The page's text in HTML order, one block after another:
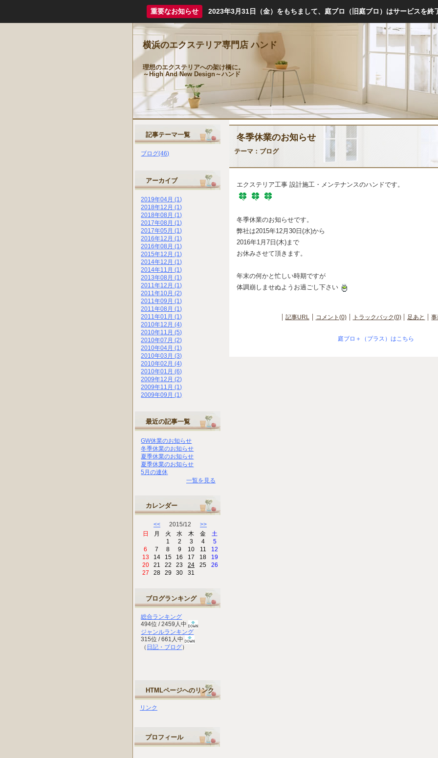
重要なお知らせ 2023年3月31日（金）をもちまして、庭ブロ（旧庭ブロ）はサービスを終
横浜のエクステリア専門店 ハンド
理想のエクステリアへの架け橋に。
～High And New Design～ハンド
冬季休業のお知らせ
テーマ： ブログ
エクステリア工事 設計施工・メンテナンスのハンドです。
冬季休業のお知らせです。
弊社は2015年12月30日(水)から
2016年1月7日(木)まで
お休みさせて頂きます。
年末の何かと忙しい時期ですが
体調崩しませぬようお過ごし下さい
記事URL コメント(0) トラックバック(0) 足あと
庭ブロ＋（プラス）はこちら
記事テーマ一覧
ブログ(46)
アーカイブ
2019年04月 (1)
2018年12月 (1)
2018年08月 (1)
2017年08月 (1)
2017年05月 (1)
2016年12月 (1)
2016年08月 (1)
2015年12月 (1)
2014年12月 (1)
2014年11月 (1)
2013年08月 (1)
2011年12月 (1)
2011年10月 (2)
2011年09月 (1)
2011年08月 (1)
2011年01月 (1)
2010年12月 (4)
2010年11月 (5)
2010年07月 (2)
2010年04月 (1)
2010年03月 (3)
2010年02月 (4)
2010年01月 (6)
2009年12月 (2)
2009年11月 (1)
2009年09月 (1)
最近の記事一覧
GW休業のお知らせ
冬季休業のお知らせ
夏季休業のお知らせ
夏季休業のお知らせ
5月の連休
一覧を見る
カレンダー
<< 2015/12 >>
日
月 火 水 木 金
土
1
2 3 4
5
6
7 8 9 10 11
12
13
14 15 16 17 18
19
20
21 22 23 24 25
26
27
28 29 30 31
ブログランキング
総合ランキング
494位 / 2459人中
ジャンルランキング
315位 / 661人中
（ 日記・ブログ）
HTMLページへのリンク
リンク
プロフィール